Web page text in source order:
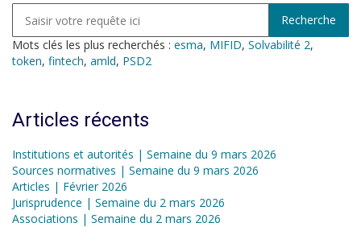
Mots clés les plus recherchés : esma, MIFID, Solvabilité 2,
token, fintech, amld, PSD2
Articles récents
Institutions et autorités | Semaine du 9 mars 2026
Sources normatives | Semaine du 9 mars 2026
Articles | Février 2026
Jurisprudence | Semaine du 2 mars 2026
Associations | Semaine du 2 mars 2026